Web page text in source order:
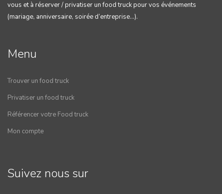
vous et à réserver / privatiser un food truck pour vos événements
(mariage, anniversaire, soirée d’entreprise…).
Menu
Trouver un food truck
Privatiser un food truck
Référencer votre Food truck
Mon compte
Suivez nous sur